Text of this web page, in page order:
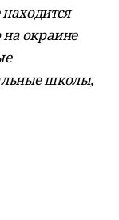
находится
окраине
школы,